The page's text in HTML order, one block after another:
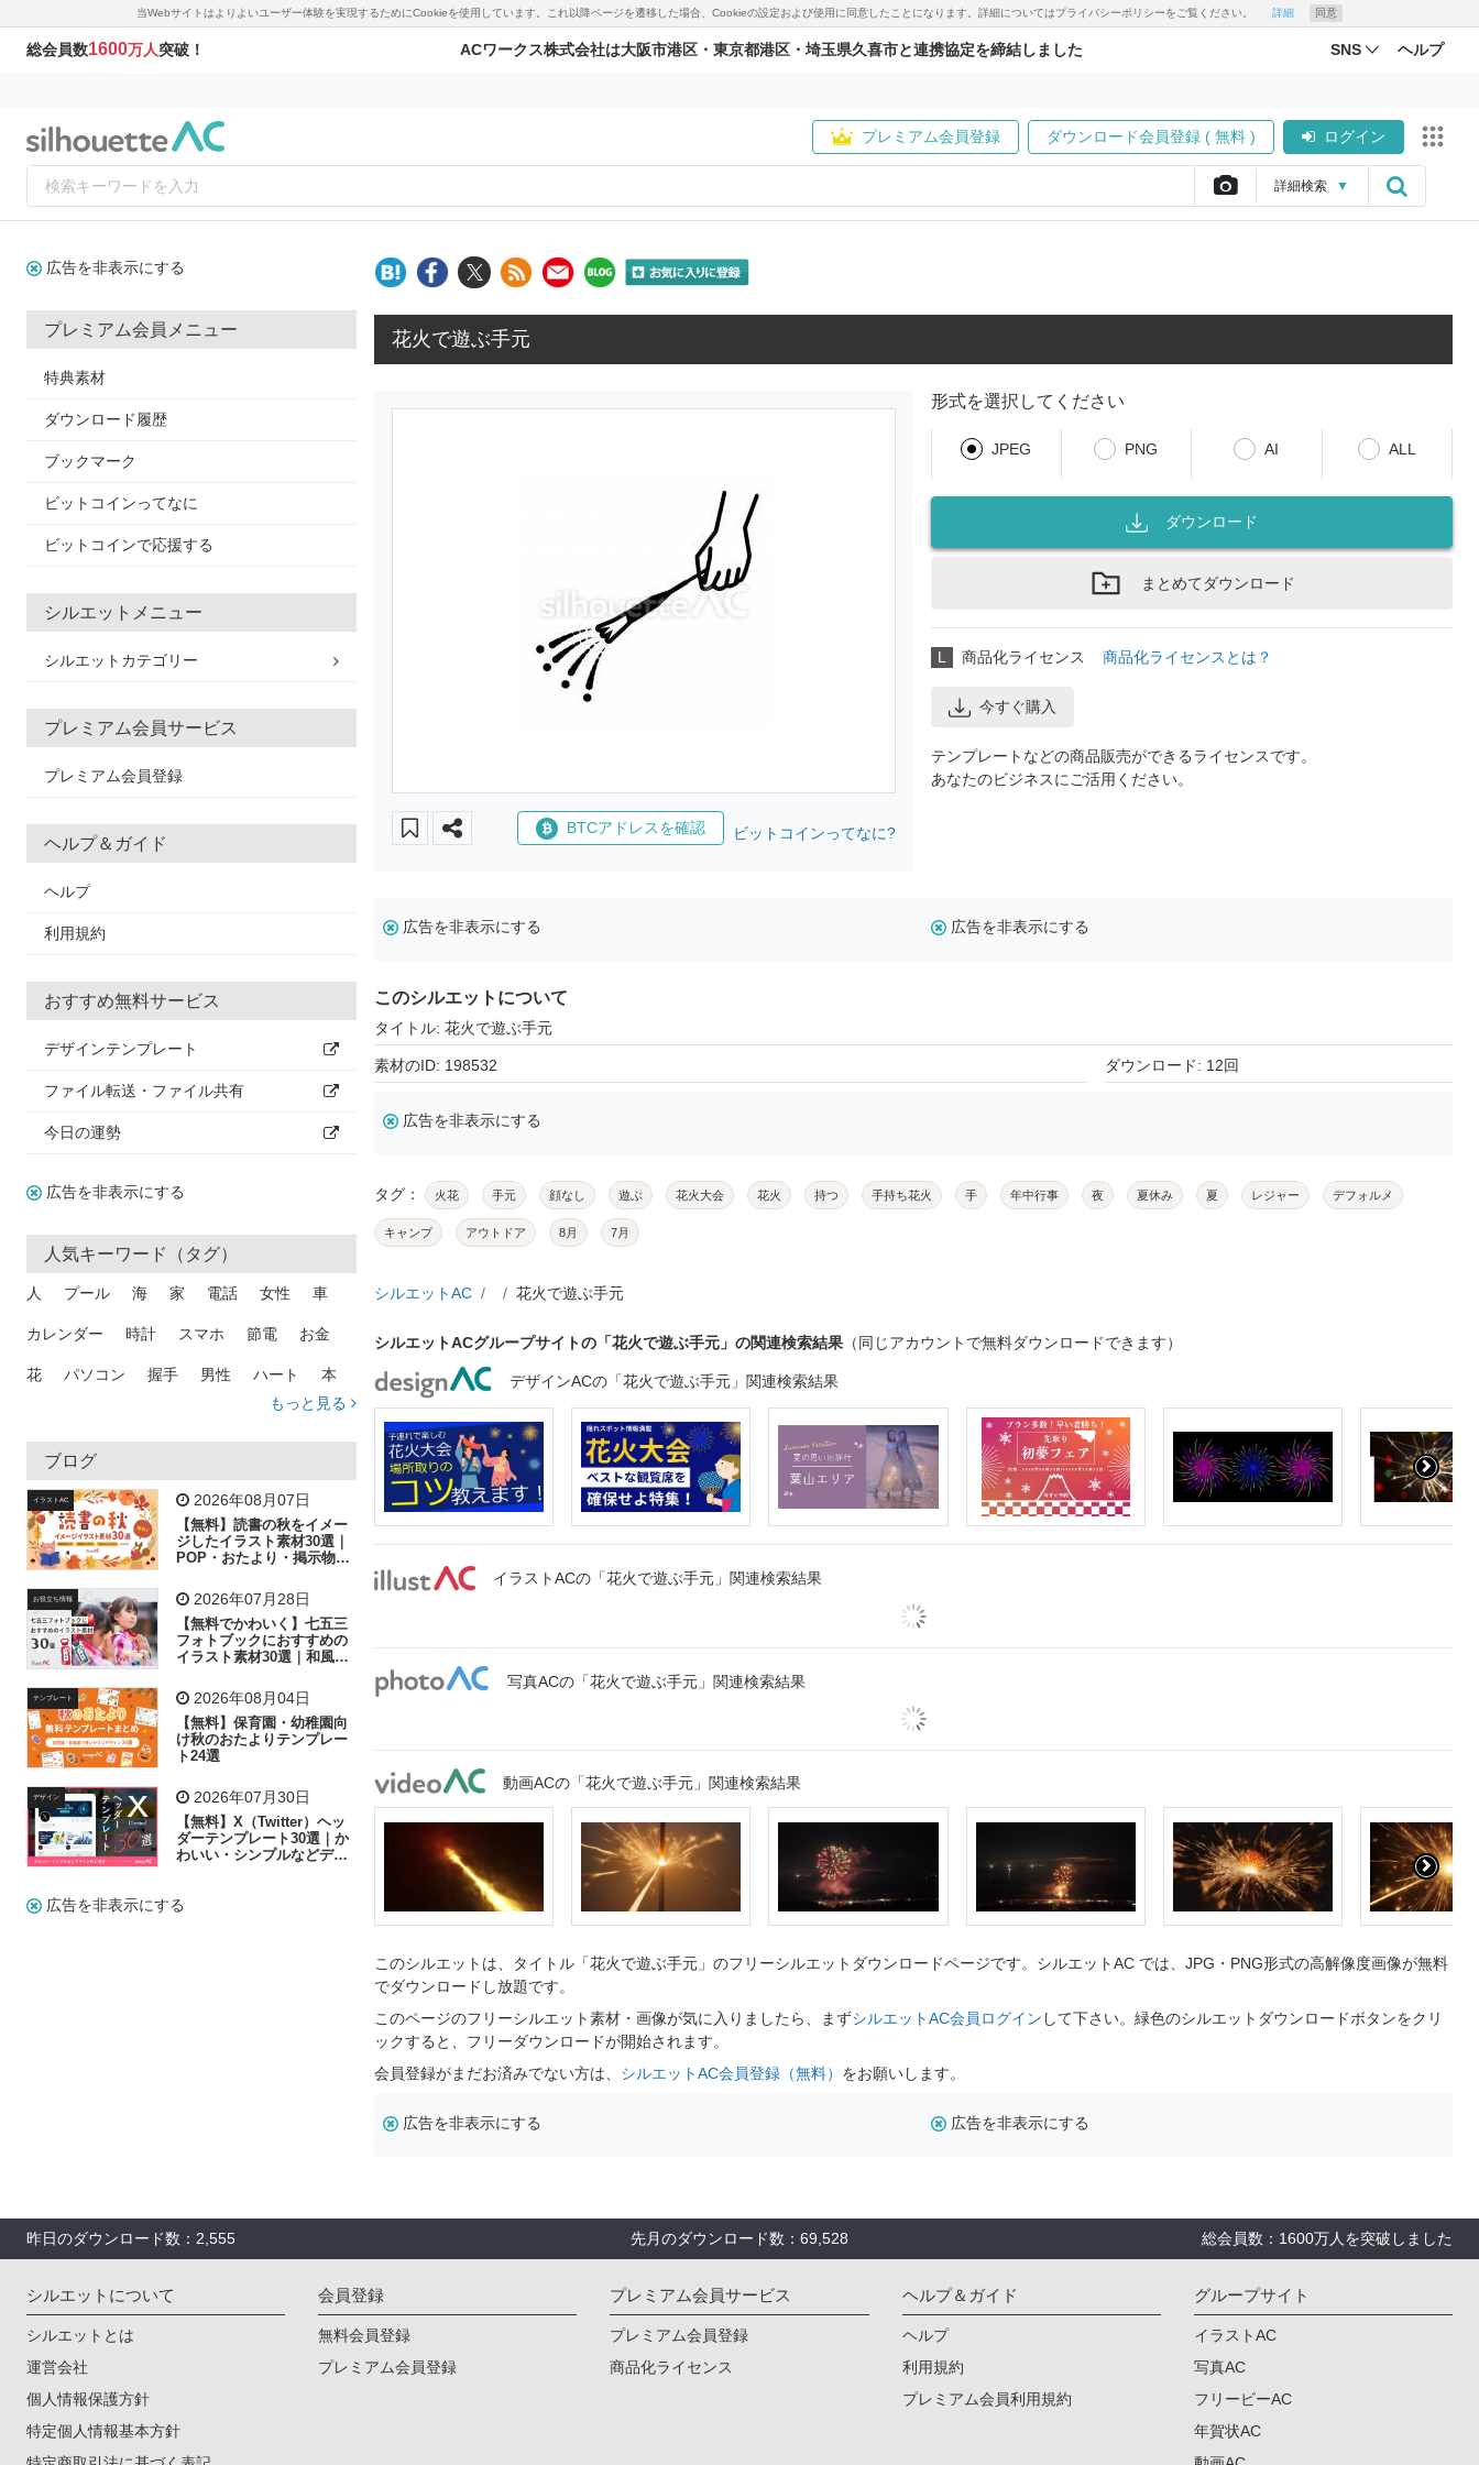
当Webサイトはよりよいユーザー体験を実現するためにCookieを使用しています。これ以降ページを遷移した場合、Cookieの設定および使用に同意したことになります。詳細についてはプライバシーポリシーをご覧ください。 詳細 同意
総会員数1600万人突破！ ACワークス株式会社は大阪市港区・東京都港区・埼玉県久喜市と連携協定を締結しました SNS ヘルプ
プレミアム会員登録 ダウンロード会員登録 ( 無料 ) ログイン
詳細検索 ▼
広告を非表示にする
プレミアム会員メニュー
特典素材
ダウンロード履歴
ブックマーク
ビットコインってなに
ビットコインで応援する
シルエットメニュー
シルエットカテゴリー
プレミアム会員サービス
プレミアム会員登録
ヘルプ＆ガイド
ヘルプ
利用規約
おすすめ無料サービス
デザインテンプレート
ファイル転送・ファイル共有
今日の運勢
広告を非表示にする
人気キーワード（タグ）
人 プール 海 家 電話 女性 車
カレンダー 時計 スマホ 節電 お金
花 パソコン 握手 男性 ハート 本
トラック 木
吹き出し
飛行機 グラフ ビル 魚 家族 書類
歩く 工場 会社 太陽 キラキラ
子供 作業員 葉 相談 ピクトグラム
もっと見る
ブログ
イラストAC 2026年08月07日
【無料】読書の秋をイメー
ジしたイラスト素材30選｜
POP・おたより・掲示物に
お役立ち情報 2026年07月28日
【無料でかわいく】七五三
フォトブックにおすすめの
イラスト素材30選｜和風の
テンプレート 2026年08月04日
【無料】保育園・幼稚園向
け秋のおたよりテンプレー
ト24選
デザイン 2026年07月30日
【無料】X（Twitter）ヘッ
ダーテンプレート30選｜か
わいい・シンプルなどデザ
広告を非表示にする
花火で遊ぶ手元
BTCアドレスを確認 ビットコインってなに?
形式を選択してください
JPEG PNG AI ALL
ダウンロード
まとめてダウンロード
L 商品化ライセンス 商品化ライセンスとは？
今すぐ購入
テンプレートなどの商品販売ができるライセンスです。
あなたのビジネスにご活用ください。
広告を非表示にする 広告を非表示にする
このシルエットについて
タイトル: 花火で遊ぶ手元
素材のID: 198532 ダウンロード: 12回
広告を非表示にする
タグ： 火花 手元 顔なし 遊ぶ 花火大会 花火 持つ 手持ち花火 手 年中行事 夜 夏休み 夏 レジャー デフォルメ
キャンプ アウトドア 8月 7月
シルエットAC 花火で遊ぶ手元
シルエットACグループサイトの「花火で遊ぶ手元」の関連検索結果 （同じアカウントで無料ダウンロードできます）
デザインACの「花火で遊ぶ手元」関連検索結果
イラストACの「花火で遊ぶ手元」関連検索結果
写真ACの「花火で遊ぶ手元」関連検索結果
動画ACの「花火で遊ぶ手元」関連検索結果
このシルエットは、タイトル「花火で遊ぶ手元」のフリーシルエットダウンロードページです。シルエットAC では、JPG・PNG形式の高解像度画像が無料
でダウンロードし放題です。
このページのフリーシルエット素材・画像が気に入りましたら、まずシルエットAC会員ログイン して下さい。緑色のシルエットダウンロードボタンをクリ
ックすると、フリーダウンロードが開始されます。
会員登録がまだお済みでない方は、 シルエットAC会員登録（無料） をお願いします。
広告を非表示にする 広告を非表示にする
昨日のダウンロード数：2,555 先月のダウンロード数：69,528 総会員数：1600万人を突破しました
シルエットについて
シルエットとは
運営会社
個人情報保護方針
特定個人情報基本方針
会員登録
無料会員登録
プレミアム会員登録
プレミアム会員サービス
プレミアム会員登録
商品化ライセンス
ヘルプ＆ガイド
ヘルプ
利用規約
プレミアム会員利用規約
グループサイト
イラストAC
写真AC
フリービーAC
年賀状AC